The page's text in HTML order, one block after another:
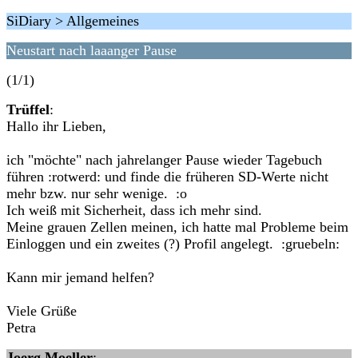
SiDiary > Allgemeines
Neustart nach laaanger Pause
(1/1)
Trüffel:
Hallo ihr Lieben,
ich "möchte" nach jahrelanger Pause wieder Tagebuch
führen :rotwerd: und finde die früheren SD-Werte nicht
mehr bzw. nur sehr wenige. :o
Ich weiß mit Sicherheit, dass ich mehr sind.
Meine grauen Zellen meinen, ich hatte mal Probleme beim
Einloggen und ein zweites (?) Profil angelegt. :gruebeln:
Kann mir jemand helfen?
Viele Grüße
Petra